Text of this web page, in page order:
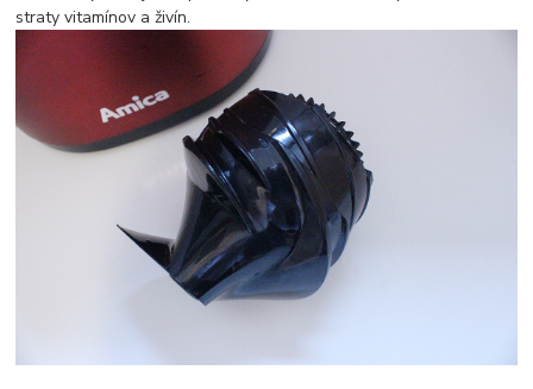
straty vitamínov a živín.